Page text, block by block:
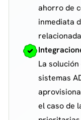
ahorro de
inmediata
La
sistemas
el caso de